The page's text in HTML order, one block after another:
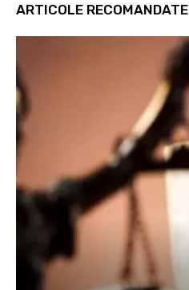
ARTICOLE RECOMANDATE